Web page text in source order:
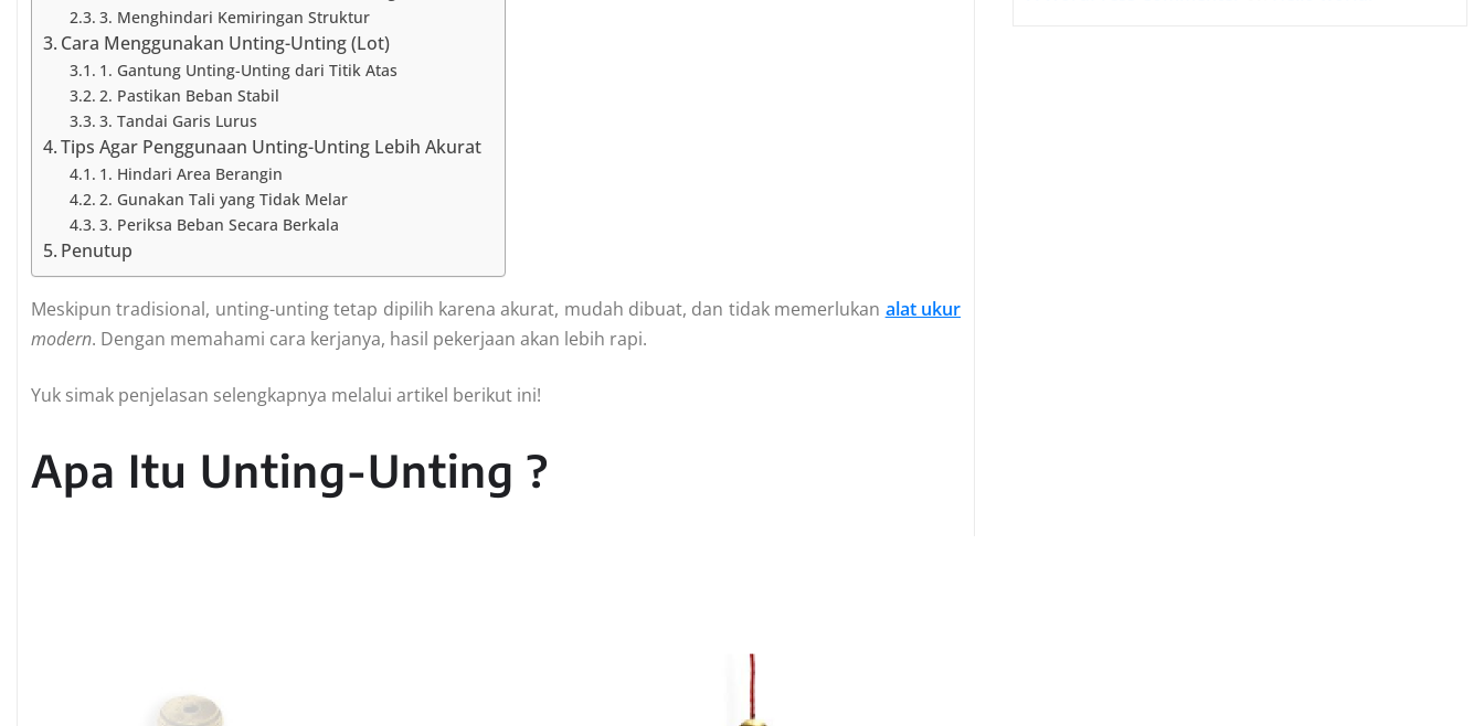
3. Menghindari Kemiringan Struktur
Cara Menggunakan Unting-Unting (Lot)
1. Gantung Unting-Unting dari Titik Atas
2. Pastikan Beban Stabil
3. Tandai Garis Lurus
Tips Agar Penggunaan Unting-Unting Lebih Akurat
1. Hindari Area Berangin
2. Gunakan Tali yang Tidak Melar
3. Periksa Beban Secara Berkala
Penutup
Meskipun tradisional, unting-unting tetap dipilih karena akurat, mudah dibuat, dan tidak memerlukan alat ukur
modern. Dengan memahami cara kerjanya, hasil pekerjaan akan lebih rapi.
Yuk simak penjelasan selengkapnya melalui artikel berikut ini!
Apa Itu Unting-Unting ?